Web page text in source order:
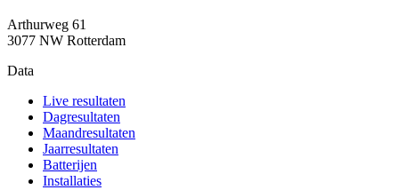
Arthurweg 61
3077 NW Rotterdam
Data
Live resultaten
Dagresultaten
Maandresultaten
Jaarresultaten
Batterijen
Installaties